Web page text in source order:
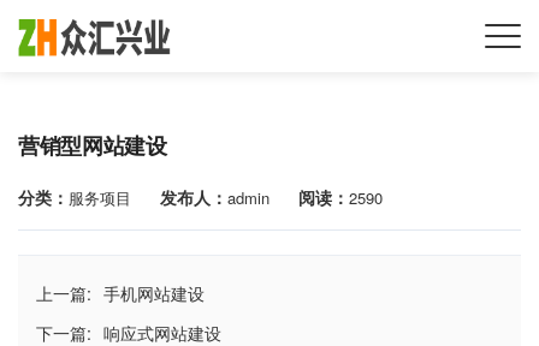
营销型网站建设
分类： 服务项目 发布人： admin 阅读： 2590
上一篇: 手机网站建设
下一篇: 响应式网站建设